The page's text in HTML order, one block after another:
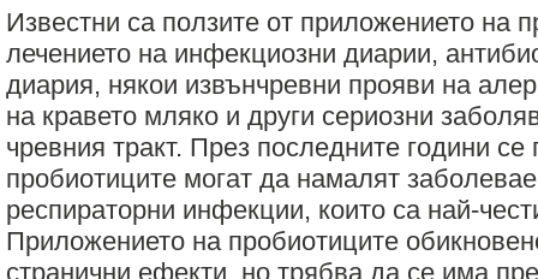
Известни са ползите от приложението на
лечението на инфекциозни диарии,
диария, някои извънчревни прояви на
на кравето мляко и други сериозни
чревния тракт. През последните години се
пробиотиците могат да намалят
респираторни инфекции, които са най-
Приложението на пробиотиците
странични ефекти, но трябва да се има